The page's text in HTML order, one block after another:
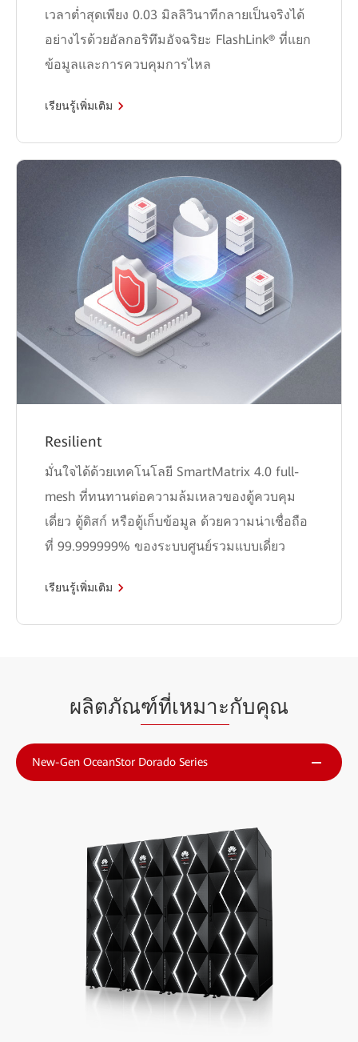
เวลาต่ำสุดเพียง 0.03 มิลลิวินาทีกลายเป็นจริงได้
อย่างไรด้วยอัลกอริทึมอัจฉริยะ FlashLink® ที่แยก
ข้อมูลและการควบคุมการไหล
เรียนรู้เพิ่มเติม
Resilient
มั่นใจได้ด้วยเทคโนโลยี SmartMatrix 4.0 full-
mesh ที่ทนทานต่อความล้มเหลวของตู้ควบคุม
เดี่ยว ตู้ดิสก์ หรือตู้เก็บข้อมูล ด้วยความน่าเชื่อถือ
ที่ 99.999999% ของระบบศูนย์รวมแบบเดี่ยว
เรียนรู้เพิ่มเติม
ผลิตภัณฑ์ที่เหมาะกับคุณ
New-Gen OceanStor Dorado Series